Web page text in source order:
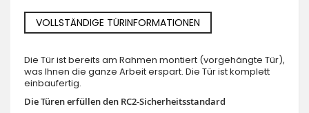
VOLLSTÄNDIGE TÜRINFORMATIONEN
Die Tür ist bereits am Rahmen montiert (vorgehängte Tür),
was Ihnen die ganze Arbeit erspart. Die Tür ist komplett
einbaufertig.
Die Türen erfüllen den RC2-Sicherheitsstandard